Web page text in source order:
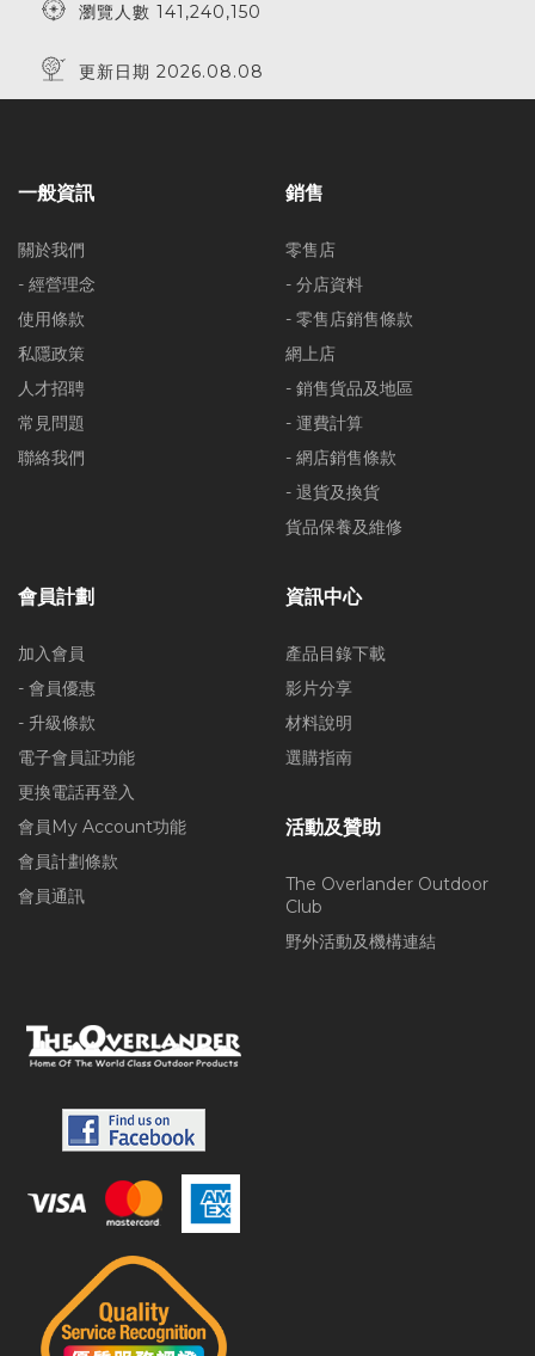
瀏覽人數 141,240,150
更新日期 2026.08.08
一般資訊
關於我們
- 經營理念
使用條款
私隱政策
人才招聘
常見問題
聯絡我們
銷售
零售店
- 分店資料
- 零售店銷售條款
網上店
- 銷售貨品及地區
- 運費計算
- 網店銷售條款
- 退貨及換貨
貨品保養及維修
會員計劃
加入會員
- 會員優惠
- 升級條款
電子會員証功能
更換電話再登入
會員My Account功能
會員計劃條款
會員通訊
資訊中心
產品目錄下載
影片分享
材料說明
選購指南
活動及贊助
The Overlander Outdoor
Club
野外活動及機構連結